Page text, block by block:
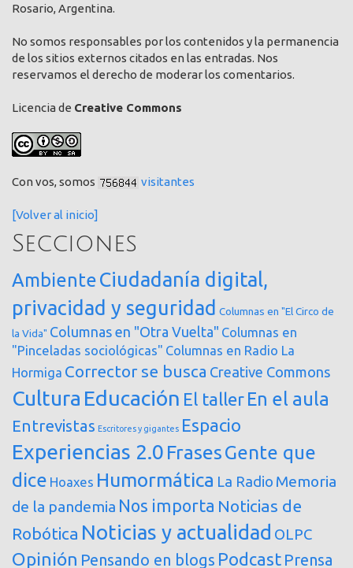
Rosario, Argentina.
No somos responsables por los contenidos y la permanencia
de los sitios externos citados en las entradas. Nos
reservamos el derecho de moderar los comentarios.
Licencia de Creative Commons
Con vos, somos visitantes
[Volver al inicio]
Secciones
AmbienteCiudadanía digital,
privacidad y seguridad Columnas en "El Circo de
la Vida" Columnas en "Otra Vuelta" Columnas en
"Pinceladas sociológicas" Columnas en Radio La
Hormiga Corrector se busca Creative Commons
Cultura Educación El taller En el aula
Entrevistas Escritores y gigantes Espacio
Experiencias 2.0 FrasesGente que
dice Hoaxes Humormática La Radio Memoria
de la pandemia Nos importa Noticias de
Robótica Noticias y actualidad OLPC
Opinión Pensando en blogs Podcast Prensa